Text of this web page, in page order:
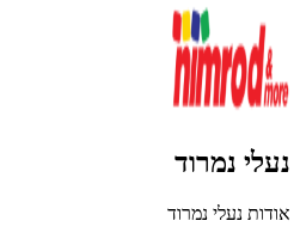
נעלי נמרוד
אודות נעלי נמרוד